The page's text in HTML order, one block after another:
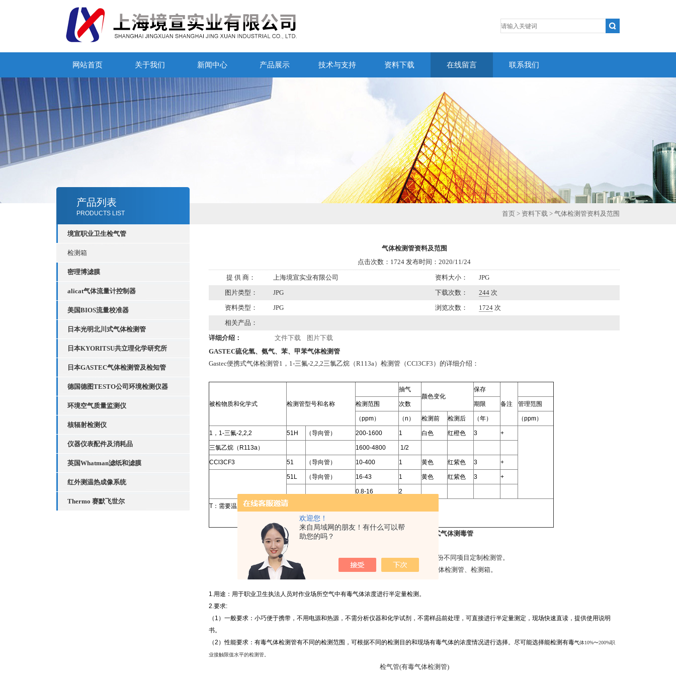
欢迎您！
来自局域网的朋友！有什么可以帮
助您的吗？
网站首页 关于我们 新闻中心 产品展示 技术与支持 资料下载 在线留言 联系我们
产品列表
PRODUCTS LIST
境宣职业卫生检气管
检测箱
密理博滤膜
alicat气体流量计控制器
美国BIOS流量校准器
日本光明北川式气体检测管
日本KYORITSU共立理化学研究所
日本GASTEC气体检测管及检知管
德国德图TESTO公司环境检测仪器
环境空气质量监测仪
核辐射检测仪
仪器仪表配件及消耗品
英国Whatman滤纸和滤膜
红外测温热成像系统
Thermo 赛默飞世尔
首页 > 资料下载 > 气体检测管资料及范围
气体检测管资料及范围
点击次数：1724 发布时间：2020/11/24
提 供 商： 上海境宣实业有限公司 资料大小：
JPG
图片类型：
JPG 下载次数： 244 次
资料类型：
JPG 浏览次数： 1724 次
相关产品：
详细介绍：
文件下载
图片下载
GASTEC硫化氢、氨气、苯、甲苯气体检测管
Gastec便携式气体检测管1，1-三氟-2,2,2三氯乙烷（R113a）检测管（CCl3CF3）的详细介绍：
被检物质和化学式 检测管型号和名称
抽气
颜色变化
保存
备注
检测范围 次数 期限 管理范围
（ppm） （n） 检测前 检测后 （年） （ppm）
1，1-三氟-2,2,2 51H （导向管） 200-1600 1 白色 红橙色 3 +
三氯乙烷（R113a） 1600-4800 1/2
CCl3CF3 51 （导向管） 10-400 1 黄色 红紫色 3 +
51L （导向管） 16-43 1 黄色 红紫色 3 +
0.8-16 2
T：需要温度校正 H：需要湿度校正 +：双管 ++：9支管 *：冷藏储存
卫健委职业卫生检气管便捷式气体测毒管
定制检测仪，中国制造，可以更具不同省份不同项目定制检测管。
​便捷式检测仪，内含：手泵、 11种气体检测管、检测箱。
1.用途：用于职业卫生执法人员对作业场所空气中有毒气体浓度进行半定量检测。
2.要求:
（1）一般要求：小巧便于携带，不用电源和热源，不需分析仪器和化学试剂，不需样品前处理，可直接进行半定量测定，现场快速直读，提供使用说明
书。
（2）性能要求：有毒气体检测管有不同的检测范围，可根据不同的检测目的和现场有毒气体的浓度情况进行选择。尽可能选择能检测有毒气体10%〜200%职
业接触限值水平的检测管。
检气管(有毒气体检测管)